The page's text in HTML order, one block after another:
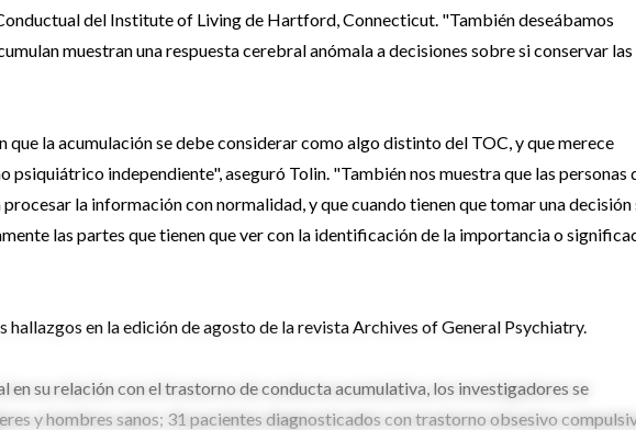
del Institute of Living de Hartford, Connecticut. "También deseábamos
muestran una respuesta cerebral anómala a decisiones sobre si conservar las
que la acumulación se debe considerar como algo distinto del TOC, y que merece
independiente", aseguró Tolin. "También nos muestra que las personas
la información con normalidad, y que cuando tienen que tomar una decisión
las partes que tienen que ver con la identificación de la importancia o
hallazgos en la edición de agosto de la revista Archives of General Psychiatry.
en su relación con el trastorno de conducta acumulativa, los investigadores se
y hombres sanos; 31 pacientes diagnosticados con trastorno obsesivo